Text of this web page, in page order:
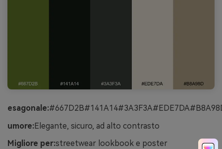
esagonale:
umore:Elegante, sicuro, ad alto contrasto
Migliore per:streetwear lookbook e poster